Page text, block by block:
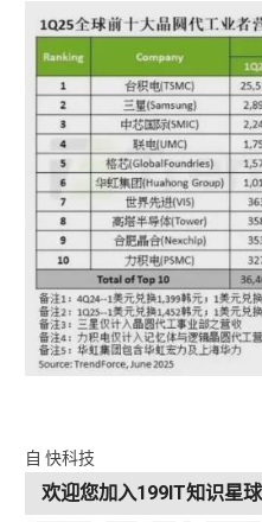
自 快科技
欢迎您加入199IT知识星